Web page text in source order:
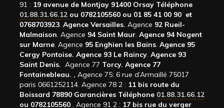
91 : 19 avenue de Montjay 91400 Orsay Téléphone
01.88.31.66.12 ou 0782105560 ou 01 85 41 00 90 et
0768703923. Agence Versailles. Agence 92 Rueil-
Malmaison. Agence 94 Saint Maur. Agence 94 Nogent
sur Marne. Agence 95 Enghien les Bains. Agence 95
Cergy Pontoise. Agence 93 Le Raincy. Agence 93
Saint Denis. Agence 77 Torcy. Agence 77
Fontainebleau. , Agence 75: 6 rue d’Armaillé 75017
paris 0661252114. Agence 78 2 : 11 bis route du
Boissard 78890 Garancières Téléphone 01.88.31.66.12
ou 0782105560 . Agence 91 2 : 17 bis rue du verger